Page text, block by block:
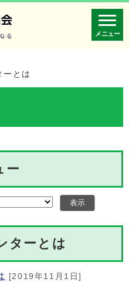
メニュー
ーとは
ー
ターとは
[2019年11月1日]